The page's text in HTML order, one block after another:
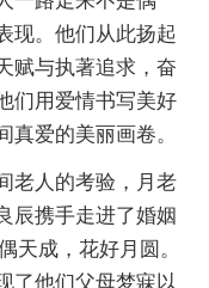
现。他们从此扬起
赋与执著追求，奋
们用爱情书写美好
真爱的美丽画卷。
老人的考验，月老
辰携手走进了婚姻
天成，花好月圆。
了他们父母梦寐以